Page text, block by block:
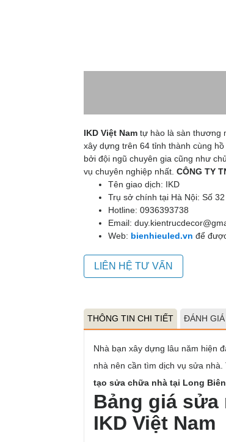
IKD Việt Nam tự hào là sàn thương
xây dựng trên 64 tỉnh thành cùng
bởi đội ngũ chuyên gia cũng như
vụ chuyên nghiệp nhất. CÔNG TY
Tên giao dịch: IKD
Trụ sở chính tại Hà Nội: Số
Hotline: 0936393738
Email:
Web: bienhieuled.vn để
LIÊN HỆ TƯ VẤN
THÔNG TIN CHI TIẾT ĐÁNH
Nhà bạn xây dựng lâu năm hiện
nhà nên cần tìm dịch vụ sửa
tạo sửa chữa nhà tại Long Biên
Bảng giá sửa
IKD Việt Nam